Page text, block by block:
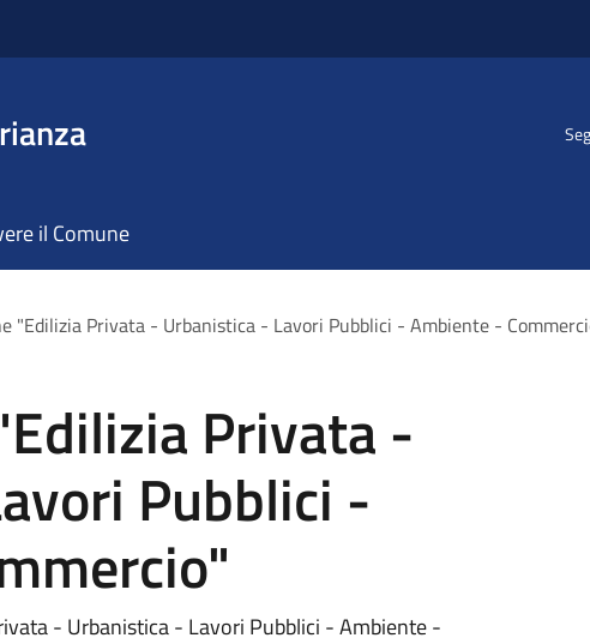
il Comune
"Edilizia Privata - Urbanistica - Lavori Pubblici - Ambiente -
Privata -
Pubblici -
- Urbanistica - Lavori Pubblici - Ambiente -